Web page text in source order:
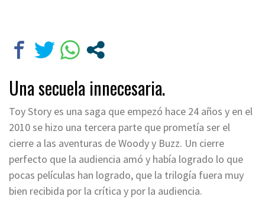
Una secuela innecesaria.
Toy Story es una saga que empezó hace 24 años y en el
2010 se hizo una tercera parte que prometía ser el
cierre a las aventuras de Woody y Buzz. Un cierre
perfecto que la audiencia amó y había logrado lo que
pocas películas han logrado, que la trilogía fuera muy
bien recibida por la crítica y por la audiencia.